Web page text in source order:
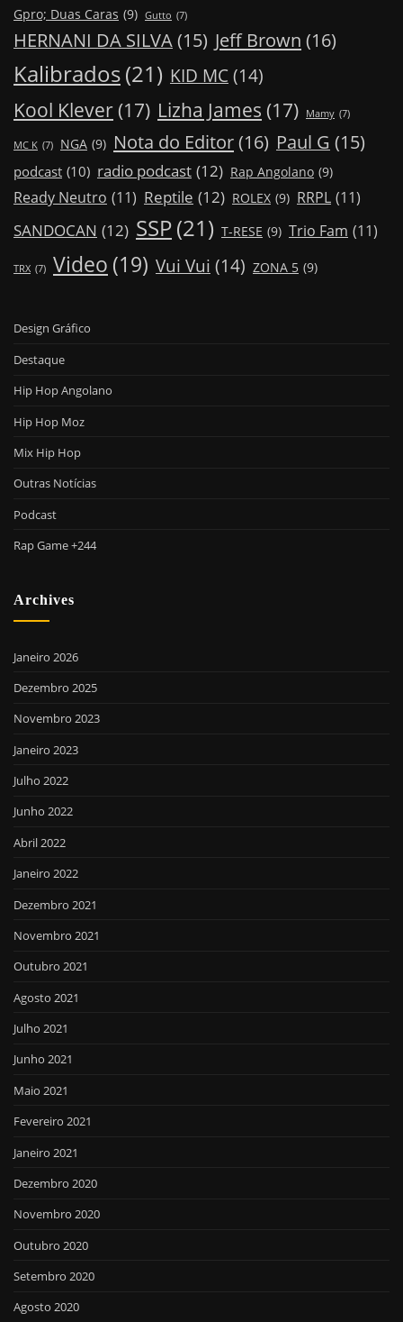
Gpro; Duas Caras (9) Gutto (7)
HERNANI DA SILVA(15) Jeff Brown (16)
Kalibrados(21) KID MC (14)
Kool Klever (17) Lizha James (17) Mamy (7)
MC K (7) NGA (9) Nota do Editor(16) Paul G (15)
podcast (10) radio podcast (12) Rap Angolano (9)
Ready Neutro (11) Reptile (12) ROLEX (9) RRPL (11)
SANDOCAN (12) SSP(21) T-RESE (9) Trio Fam (11)
TRX (7) Video (19) Vui Vui (14) ZONA 5 (9)
Design Gráfico
Destaque
Hip Hop Angolano
Hip Hop Moz
Mix Hip Hop
Outras Notícias
Podcast
Rap Game +244
Archives
Janeiro 2026
Dezembro 2025
Novembro 2023
Janeiro 2023
Julho 2022
Junho 2022
Abril 2022
Janeiro 2022
Dezembro 2021
Novembro 2021
Outubro 2021
Agosto 2021
Julho 2021
Junho 2021
Maio 2021
Fevereiro 2021
Janeiro 2021
Dezembro 2020
Novembro 2020
Outubro 2020
Setembro 2020
Agosto 2020